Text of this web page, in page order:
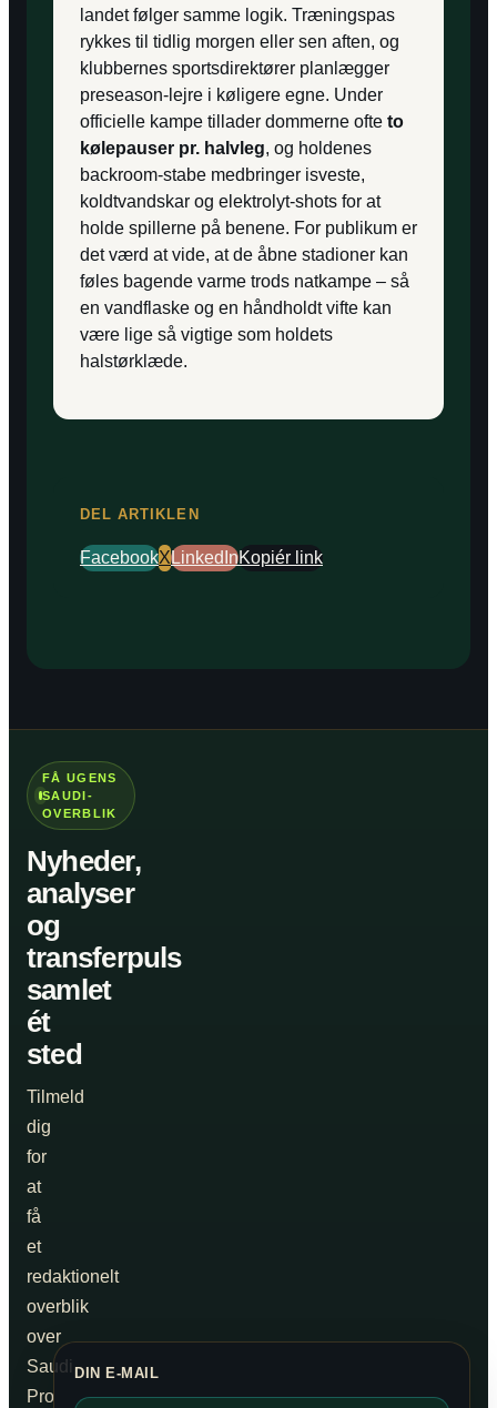
landet følger samme logik. Træningspas
rykkes til tidlig morgen eller sen aften, og
klubbernes sportsdirektører planlægger
preseason-lejre i køligere egne. Under
officielle kampe tillader dommerne ofte to
kølepauser pr. halvleg, og holdenes
backroom-stabe medbringer isveste,
koldtvandskar og elektrolyt-shots for at
holde spillerne på benene. For publikum er
det værd at vide, at de åbne stadioner kan
føles bagende varme trods natkampe – så
en vandflaske og en håndholdt vifte kan
være lige så vigtige som holdets
halstørklæde.
DEL ARTIKLEN
FacebookXLinkedInKopiér link
FÅ UGENS
SAUDI-
OVERBLIK
Nyheder,
analyser
og
transferpuls
samlet
ét
sted
Tilmeld
dig
for
at
få
et
redaktionelt
overblik
over
Saudi
Pro
DIN E-MAIL